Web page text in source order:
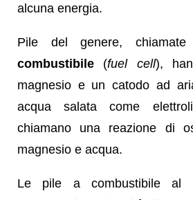
alcuna energia.
Pile del genere,
combustibile (fuel cell),
magnesio e un catodo ad
acqua salata come
chiamano una reazione di
magnesio e acqua.
Le pile a combustibile al